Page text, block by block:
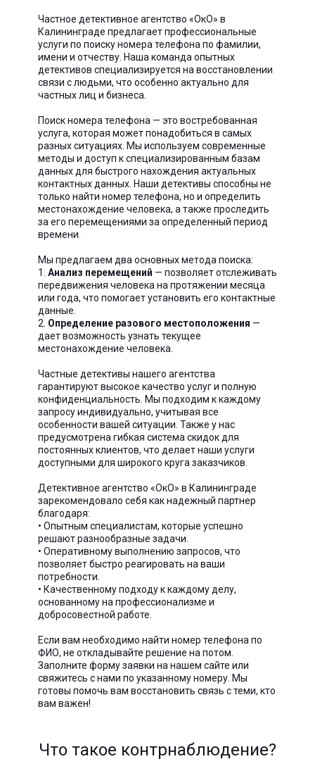
Частное детективное агентство «ОкО» в
Калининграде предлагает профессиональные
услуги по поиску номера телефона по фамилии,
имени и отчеству. Наша команда опытных
детективов специализируется на восстановлении
связи с людьми, что особенно актуально для
частных лиц и бизнеса.
Поиск номера телефона — это востребованная
услуга, которая может понадобиться в самых
разных ситуациях. Мы используем современные
методы и доступ к специализированным базам
данных для быстрого нахождения актуальных
контактных данных. Наши детективы способны не
только найти номер телефона, но и определить
местонахождение человека, а также проследить
за его перемещениями за определенный период
времени.
Мы предлагаем два основных метода поиска:
1. Анализ перемещений — позволяет отслеживать
передвижения человека на протяжении месяца
или года, что помогает установить его контактные
данные.
2. Определение разового местоположения —
дает возможность узнать текущее
местонахождение человека.
Частные детективы нашего агентства
гарантируют высокое качество услуг и полную
конфиденциальность. Мы подходим к каждому
запросу индивидуально, учитывая все
особенности вашей ситуации. Также у нас
предусмотрена гибкая система скидок для
постоянных клиентов, что делает наши услуги
доступными для широкого круга заказчиков.
Детективное агентство «ОкО» в Калининграде
зарекомендовало себя как надежный партнер
благодаря:
• Опытным специалистам, которые успешно
решают разнообразные задачи.
• Оперативному выполнению запросов, что
позволяет быстро реагировать на ваши
потребности.
• Качественному подходу к каждому делу,
основанному на профессионализме и
добросовестной работе.
Если вам необходимо найти номер телефона по
ФИО, не откладывайте решение на потом.
Заполните форму заявки на нашем сайте или
свяжитесь с нами по указанному номеру. Мы
готовы помочь вам восстановить связь с теми, кто
вам важен!
Что такое контрнаблюдение?